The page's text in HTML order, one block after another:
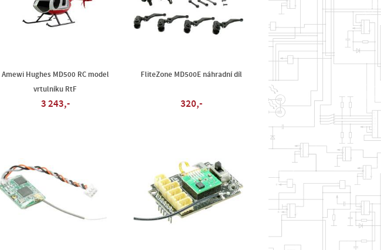
Amewi Hughes MD500 RC model
vrtulníku RtF
3 243,-
FliteZone MD500E náhradní díl
320,-